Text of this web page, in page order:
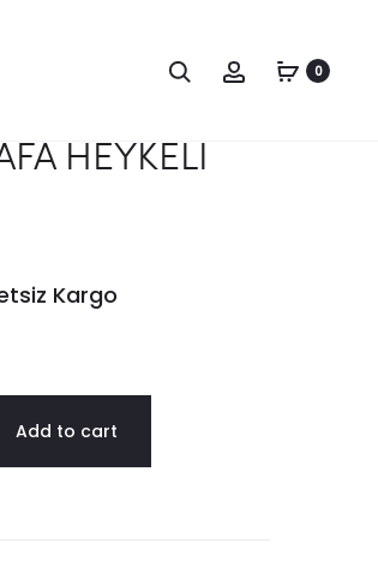
0
AT
KADIN
HEYKELİ
Kargo
Add to cart